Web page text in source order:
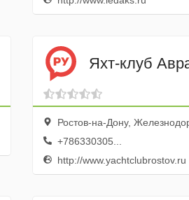
Яхт-клуб
Ростов-на-Дону, Железнодорожный
+786330305...
http://www.yachtclubrostov.ru